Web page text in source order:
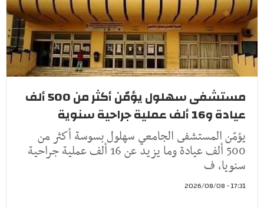
مستشفى سهلول يؤمّن أكثر من 500 ألف
عيادة و16 ألف عملية جراحية سنوية
يؤمّن المستشفى الجامعي سهلول بسوسة أكثر من
500 ألف عيادة وما يزيد عن 16 ألف عملية جراحية
سنويا، ف
17:31 - 2026/08/08